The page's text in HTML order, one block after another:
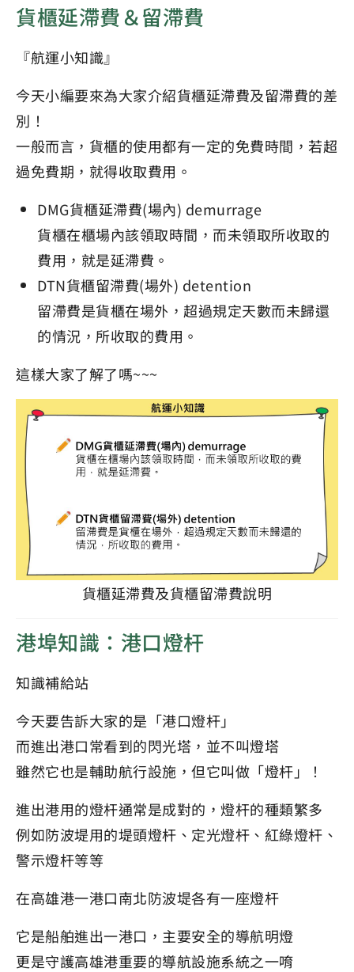
貨櫃延滯費＆留滯費
『航運小知識』
今天小編要來為大家介紹貨櫃延滯費及留滯費的差
別！
一般而言，貨櫃的使用都有一定的免費時間，若超
過免費期，就得收取費用。
DMG貨櫃延滯費(場內) demurrage
貨櫃在櫃場內該領取時間，而未領取所收取的
費用，就是延滯費。
DTN貨櫃留滯費(場外) detention
留滯費是貨櫃在場外，超過規定天數而未歸還
的情況，所收取的費用。
這樣大家了解了嗎~~~
貨櫃延滯費及貨櫃留滯費說明
港埠知識：港口燈杆
知識補給站
今天要告訴大家的是「港口燈杆」
而進出港口常看到的閃光塔，並不叫燈塔
雖然它也是輔助航行設施，但它叫做「燈杆」！
進出港用的燈杆通常是成對的，燈杆的種類繁多
例如防波堤用的堤頭燈杆、定光燈杆、紅綠燈杆、
警示燈杆等等
在高雄港一港口南北防波堤各有一座燈杆
它是船舶進出一港口，主要安全的導航明燈
更是守護高雄港重要的導航設施系統之一唷